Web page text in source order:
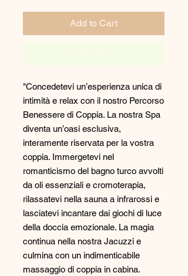
Add to Cart
"Concedetevi un’esperienza unica di
intimità e relax con il nostro Percorso
Benessere di Coppia. La nostra Spa
diventa un’oasi esclusiva,
interamente riservata per la vostra
coppia. Immergetevi nel
romanticismo del bagno turco avvolti
da oli essenziali e cromoterapia,
rilassatevi nella sauna a infrarossi e
lasciatevi incantare dai giochi di luce
della doccia emozionale. La magia
continua nella nostra Jacuzzi e
culmina con un indimenticabile
massaggio di coppia in cabina.